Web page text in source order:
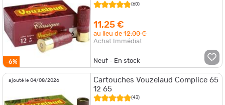
-6%
(60)
11,25 €
au lieu de12,00 €
Achat Immédiat
Neuf - En stock
ajouté le 04/08/2026
Cartouches Vouzelaud Complice 65
12 65
(43)